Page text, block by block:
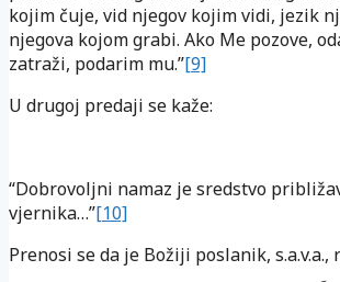
kojim čuje, vid njegov kojim vidi, jezik
njegova kojom grabi. Ako Me pozove,
zatraži, podarim mu.”[9]
U drugoj predaji se kaže:
“Dobrovoljni namaz je sredstvo
vjernika…”[10]
Prenosi se da je Božiji poslanik, s.a.v.a.,